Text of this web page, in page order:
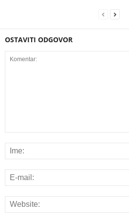
OSTAVITI ODGOVOR